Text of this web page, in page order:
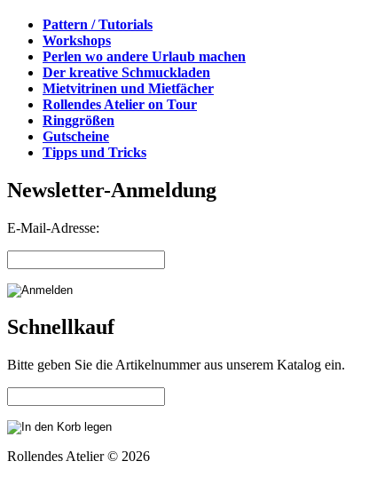
Pattern / Tutorials
Workshops
Perlen wo andere Urlaub machen
Der kreative Schmuckladen
Mietvitrinen und Mietfächer
Rollendes Atelier on Tour
Ringgrößen
Gutscheine
Tipps und Tricks
Newsletter-Anmeldung
E-Mail-Adresse:
Schnellkauf
Bitte geben Sie die Artikelnummer aus unserem Katalog ein.
Rollendes Atelier © 2026